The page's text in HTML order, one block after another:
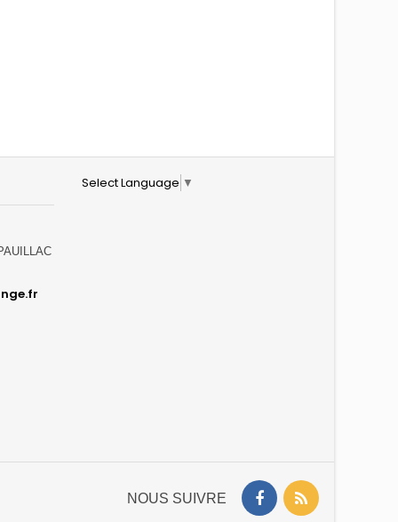
Select Language ▼
NOUS SUIVRE